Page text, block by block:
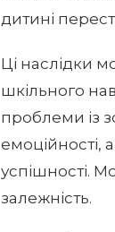
дитині
Ці наслідки
шкільного
проблеми із
емоційності,
успішності.
залежність.